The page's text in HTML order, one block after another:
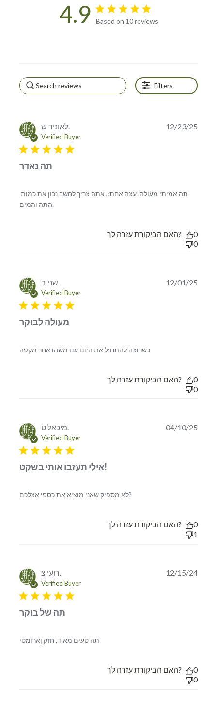
4.9 4.9 star rating
Based on 10 reviews
Filters
Verified Buyer
5 star rating
תה נאדר
תה אמיתי מעולה. עצה אחת:, אתה צריך לחשב נכון את כמות
התה והמים.
12/23/25
האם הביקורת עזרה לך?
0
0
Verified Buyer
5 star rating
מעולה לבוקר
כשרוצה להתחיל את היום עם משהו אחר מקפה
היום עם משהו אחר
12/01/25
האם הביקורת עזרה לך?
0
0
מיכאל ט.
Verified Buyer
5 star rating
אילי תעזבו אותי בשקט!
לא מספיק שאני מוציא את כספי אצלכם?
04/10/25
האם הביקורת עזרה לך?
0
1
רועי צ.
Verified Buyer
5 star rating
תה של בוקר
תה טעים מאוד, חזק ןארומטי
12/15/24
האם הביקורת עזרה לך?
0
0